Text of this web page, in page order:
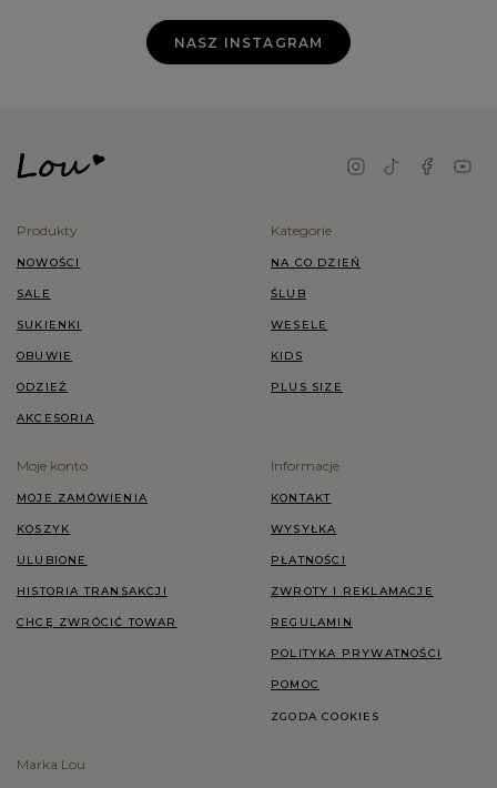
NASZ INSTAGRAM
Produkty
NOWOŚCI
SALE
SUKIENKI
OBUWIE
ODZIEŻ
AKCESORIA
Kategorie
NA CO DZIEŃ
ŚLUB
WESELE
KIDS
PLUS SIZE
Moje konto
MOJE ZAMÓWIENIA
KOSZYK
ULUBIONE
HISTORIA TRANSAKCJI
CHCĘ ZWRÓCIĆ TOWAR
Informacje
KONTAKT
WYSYŁKA
PŁATNOŚCI
ZWROTY I REKLAMACJE
REGULAMIN
POLITYKA PRYWATNOŚCI
POMOC
ZGODA COOKIES
Marka Lou